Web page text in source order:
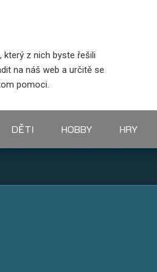
který z nich byste řešili
na náš web a určitě se
pomoci.
DĚTI HOBBY HRY